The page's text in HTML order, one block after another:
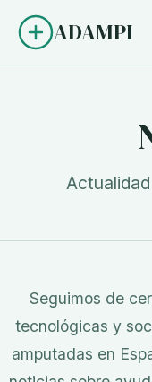
ADAMPI
Seguimos de
tecnológicas y
amputadas en